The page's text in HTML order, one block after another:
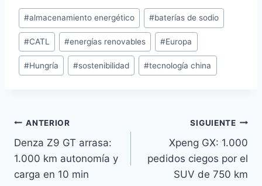
Etiquetas
de
la
entrada:
#almacenamiento energético #baterías de sodio
#CATL #energías renovables #Europa
#Hungría #sostenibilidad #tecnología china
Navegación
de
entradas
ANTERIOR
Denza Z9 GT arrasa:
1.000 km autonomía y
carga en 10 min
SIGUIENTE
Xpeng GX: 1.000
pedidos ciegos por el
SUV de 750 km